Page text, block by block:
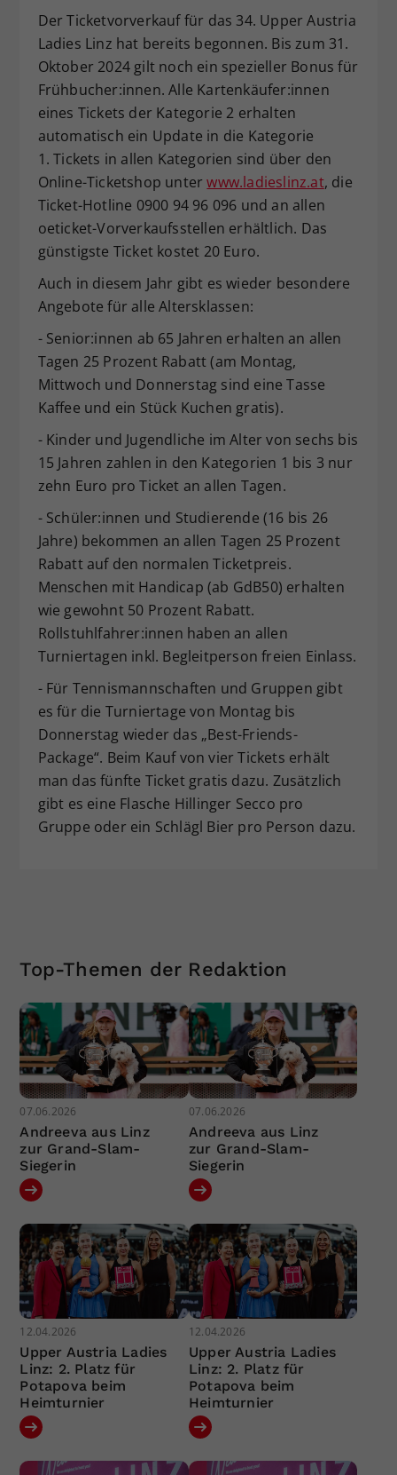
Der Ticketvorverkauf für das 34. Upper Austria
Ladies Linz hat bereits begonnen. Bis zum 31.
Oktober 2024 gilt noch ein spezieller Bonus für
Frühbucher:innen. Alle Kartenkäufer:innen
eines Tickets der Kategorie 2 erhalten
automatisch ein Update in die Kategorie
1. Tickets in allen Kategorien sind über den
Online-Ticketshop unterwww.ladieslinz.at, die
Ticket-Hotline 0900 94 96 096 und an allen
oeticket-Vorverkaufsstellen erhältlich. Das
günstigste Ticket kostet 20 Euro.
Auch in diesem Jahr gibt es wieder besondere
Angebote für alle Altersklassen:
- Senior:innen ab 65 Jahren erhalten an allen
Tagen 25 Prozent Rabatt (am Montag,
Mittwoch und Donnerstag sind eine Tasse
Kaffee und ein Stück Kuchen gratis).
- Kinder und Jugendliche im Alter von sechs bis
15 Jahren zahlen in den Kategorien 1 bis 3 nur
zehn Euro pro Ticket an allen Tagen.
- Schüler:innen und Studierende (16 bis 26
Jahre) bekommen an allen Tagen 25 Prozent
Rabatt auf den normalen Ticketpreis.
Menschen mit Handicap (ab GdB50) erhalten
wie gewohnt 50 Prozent Rabatt.
Rollstuhlfahrer:innen haben an allen
Turniertagen inkl. Begleitperson freien Einlass.
- Für Tennismannschaften und Gruppen gibt
es für die Turniertage von Montag bis
Donnerstag wieder das „Best-Friends-
Package“. Beim Kauf von vier Tickets erhält
man das fünfte Ticket gratis dazu. Zusätzlich
gibt es eine Flasche Hillinger Secco pro
Gruppe oder ein Schlägl Bier pro Person dazu.
Top-Themen der Redaktion
07.06.2026
Andreeva aus Linz
zur Grand-Slam-
Siegerin
07.06.2026
Andreeva aus Linz
zur Grand-Slam-
Siegerin
12.04.2026
Upper Austria Ladies
Linz: 2. Platz für
Potapova beim
Heimturnier
12.04.2026
Upper Austria Ladies
Linz: 2. Platz für
Potapova beim
Heimturnier